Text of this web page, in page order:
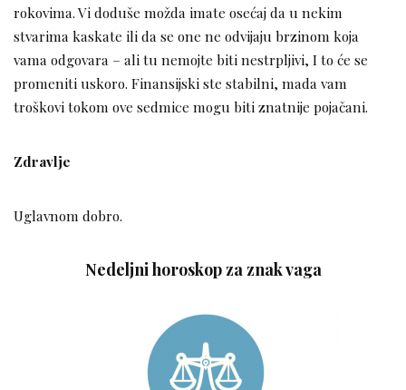
rokovima. Vi doduše možda imate osećaj da u nekim
stvarima kaskate ili da se one ne odvijaju brzinom koja
vama odgovara – ali tu nemojte biti nestrpljivi, I to će se
promeniti uskoro. Finansijski ste stabilni, mada vam
troškovi tokom ove sedmice mogu biti znatnije pojačani.
Zdravlje
Uglavnom dobro.
Nedeljni horoskop za znak vaga